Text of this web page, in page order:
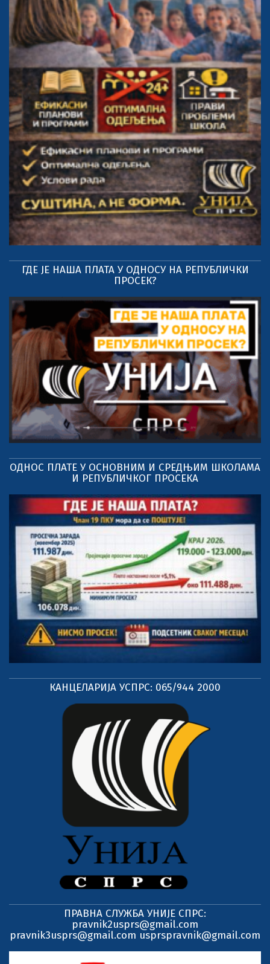
ГДЕ ЈЕ НАША ПЛАТА У ОДНОСУ НА РЕПУБЛИЧКИ
ПРОСЕК?
ОДНОС ПЛАТЕ У ОСНОВНИМ И СРЕДЊИМ ШКОЛАМА
И РЕПУБЛИЧКОГ ПРОСЕКА
КАНЦЕЛАРИЈА УСПРС: 065/944 2000
ПРАВНА СЛУЖБА УНИЈЕ СПРС:
pravnik2usprs@gmail.com
pravnik3usprs@gmail.com usprspravnik@gmail.com